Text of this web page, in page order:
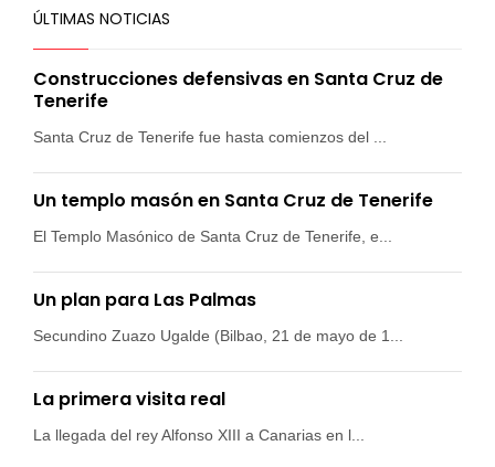
ÚLTIMAS NOTICIAS
Construcciones defensivas en Santa Cruz de
Tenerife
Santa Cruz de Tenerife fue hasta comienzos del ...
Un templo masón en Santa Cruz de Tenerife
El Templo Masónico de Santa Cruz de Tenerife, e...
Un plan para Las Palmas
Secundino Zuazo Ugalde (Bilbao, 21 de mayo de 1...
La primera visita real
La llegada del rey Alfonso XIII a Canarias en l...